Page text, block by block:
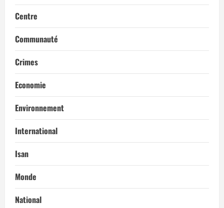
Centre
Communauté
Crimes
Economie
Environnement
International
Isan
Monde
National